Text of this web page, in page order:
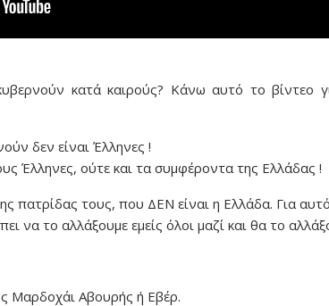
κατά καιρούς? Κάνω αυτό το βίντεο
δεν είναι Έλληνες !
Έλληνες, ούτε και τα συμφέροντα της Ελλάδας !
πατρίδας τους, που ΔΕΝ είναι η Ελλάδα. Για
να το αλλάξουμε εμείς όλοι μαζί και θα το
Μαρδοχάι Αβουρής ή Εβέρ.